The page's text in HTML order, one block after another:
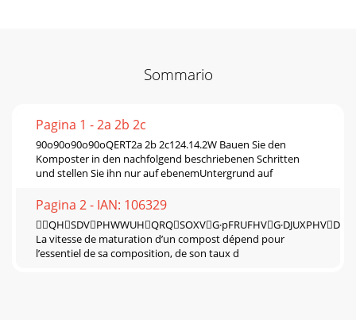
Sommario
Pagina 1 - 2a 2b 2c
90o90o90o90oQERT2a 2b 2c124.14.2W Bauen Sie den
Komposter in den nachfolgend beschriebenen Schritten
und stellen Sie ihn nur auf ebenemUntergrund auf
Pagina 2 - IAN: 106329
La vitesse de maturation d’un compost dépend pour
l’essentiel de sa composition, de son taux d